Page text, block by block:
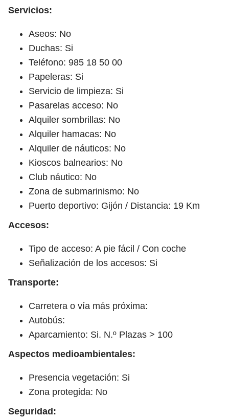
Servicios:
Aseos: No
Duchas: Si
Teléfono: 985 18 50 00
Papeleras: Si
Servicio de limpieza: Si
Pasarelas acceso: No
Alquiler sombrillas: No
Alquiler hamacas: No
Alquiler de náuticos: No
Kioscos balnearios: No
Club náutico: No
Zona de submarinismo: No
Puerto deportivo: Gijón / Distancia: 19 Km
Accesos:
Tipo de acceso: A pie fácil / Con coche
Señalización de los accesos: Si
Transporte:
Carretera o vía más próxima:
Autobús:
Aparcamiento: Si. N.º Plazas > 100
Aspectos medioambientales:
Presencia vegetación: Si
Zona protegida: No
Seguridad: